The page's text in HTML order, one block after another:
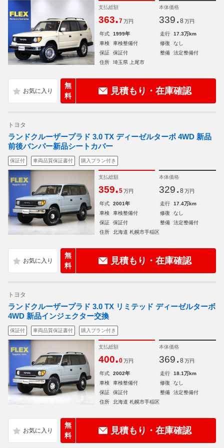
支払総額
363.7 万円
本体価格
339. 8 万円
年式 1999年 走行
17.3万km
車検
車検整備付 修復
なし
保証
保証付 整備
法定整備付
住所
埼玉県 上尾市
無
料
見積もり・在庫確認
トヨタ
ランドクルーザープラド 3.0 TX ディーゼルターボ 4WD 新品
前後バンパー新品シートカバー
保証付 車両品質保証書付 購入プラン付き
支払総額
359.5 万円
本体価格
329. 8 万円
年式 2001年 走行
17.4万km
車検
車検整備付 修復
なし
保証
保証付 整備
法定整備付
住所
北海道 札幌市手稲区
無
料
見積もり・在庫確認
トヨタ
ランドクルーザープラド 3.0 TX リミテッド ディーゼルターボ
4WD 新品インジェクター交換
保証付 車両品質保証書付 購入プラン付き
支払総額
400.0 万円
本体価格
369. 8 万円
年式 2002年 走行
18.1万km
車検
車検整備付 修復
なし
保証
保証付 整備
法定整備付
住所
北海道 札幌市手稲区
無
料
見積もり・在庫確認